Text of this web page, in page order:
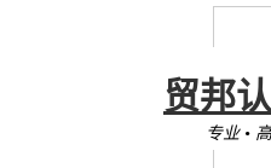
贸邦
专业 •